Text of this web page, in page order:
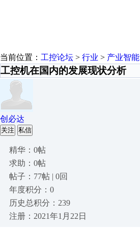
当前位置： 工控论坛 > 行业 > 产业智能
工控机在国内的发展现状分析
创必达
关注 私信
精华：0帖
求助：0帖
帖子：77帖 | 0回
年度积分：0
历史总积分：239
注册：2021年1月22日